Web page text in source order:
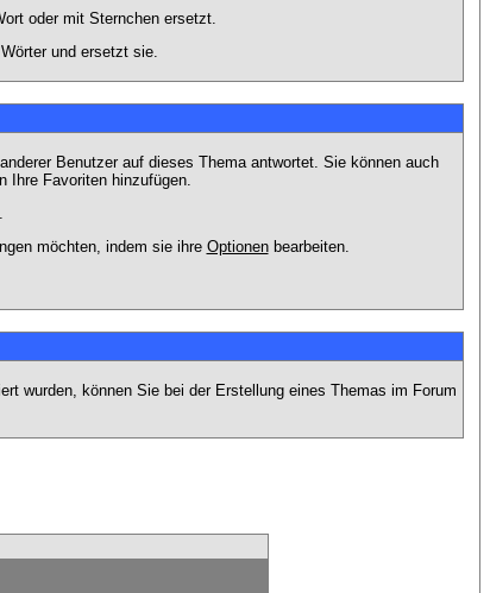
oder mit Sternchen ersetzt.
und ersetzt sie.
Benutzer auf dieses Thema antwortet. Sie können auch
Ihre Favoriten hinzufügen.
möchten, indem sie ihre Optionenbearbeiten.
wurden, können Sie bei der Erstellung eines Themas im Forum